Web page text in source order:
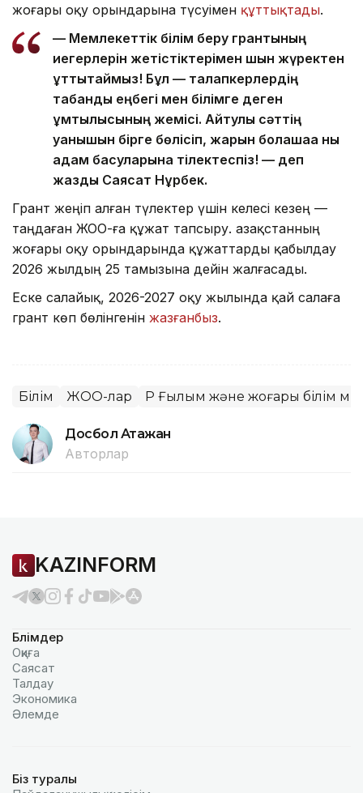
жоғары оқу орындарына түсуімен құттықтады.
— Мемлекеттік білім беру грантының
иегерлерін жетістіктерімен шын жүректен
құттықтаймыз! Бұл — талапкерлердің
табанды еңбегі мен білімге деген
ұмтылысының жемісі. Айтулы сәттің
қуанышын бірге бөлісіп, жарқын болашаққа нық
қадам басуларына тілектеспіз! — деп
жазды Саясат Нұрбек.
Грант жеңіп алған түлектер үшін келесі кезең —
таңдаған ЖОО-ға құжат тапсыру. Қазақстанның
жоғары оқу орындарында құжаттарды қабылдау
2026 жылдың 25 тамызына дейін жалғасады.
Еске салайық, 2026-2027 оқу жылында қай салаға
грант көп бөлінгенін жазғанбыз.
Білім ЖОО-лар ҚР Ғылым және жоғары білім
Досбол Атажан
Авторлар
KAZINFORM
Бөлімдер
Оқиға
Саясат
Талдау
Экономика
Әлемде
Біз туралы